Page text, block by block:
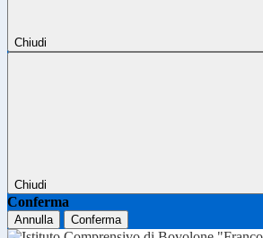
Chiudi
Chiudi
Conferma
Annulla Conferma